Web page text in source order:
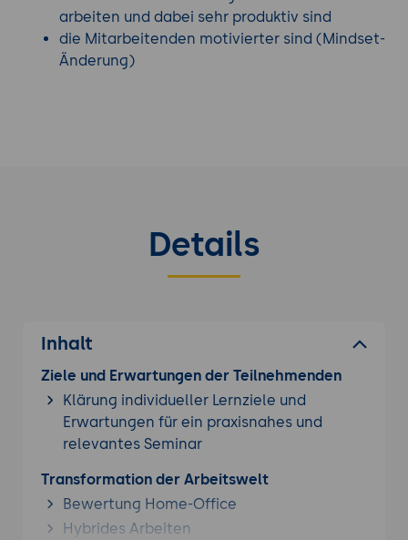
arbeiten und dabei sehr produktiv sind
die Mitarbeitenden motivierter sind (Mindset-
Änderung)
Details
Inhalt
Ziele und Erwartungen der Teilnehmenden
Klärung individueller Lernziele und
Erwartungen für ein praxisnahes und
relevantes Seminar
Transformation der Arbeitswelt
Bewertung Home-Office
Hybrides Arbeiten